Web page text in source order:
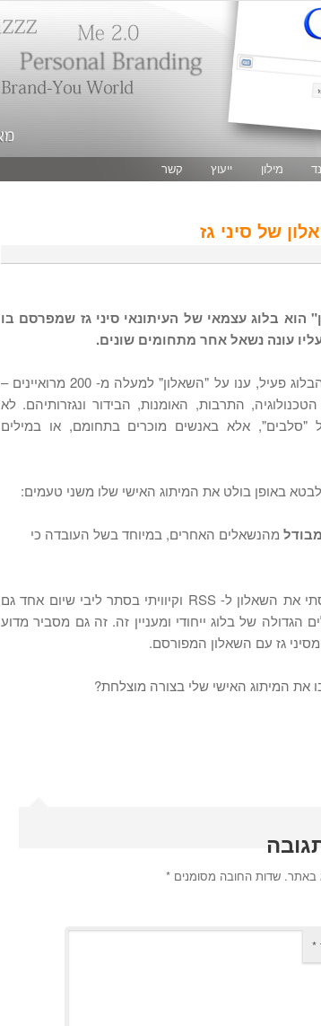
מילון ייעוץ קשר
של סיני גז
הוא בלוג עצמאי של העיתונאי סיני גז שמפרסם בו
עונה נשאל אחר מתחומים שונים.
בתקופה היחסית קצרה שהבלוג פעיל, ענו על "השאלון" למעלה מ- 200 מרואיינים –
התרבות, האומנות, הבידור ונגזרותיהם. לא
"סלבים", אלא באנשים מוכרים בתחומם, או במילים
באופן בולט את המיתוג האישי שלו משני טעמים:
מהנשאלים האחרים, במיוחד בשל העובדה כי
זה אולי מסביר מדוע הכנסתי את השאלון ל- RSS וקיוויתי בסתר ליבי שיום אחד גם
הגדולה של בלוג ייחודי ומעניין זה. זה גם מסביר מדוע
גז עם השאלון המפורסם.
את המיתוג האישי שלי בצורה מוצלחת?
באתר. שדות החובה מסומנים *
*